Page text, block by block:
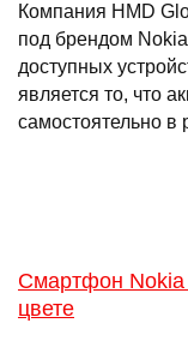
Компания HMD
под брендом Nokia
доступных
является то, что
самостоятельно
Смартфон
цвете